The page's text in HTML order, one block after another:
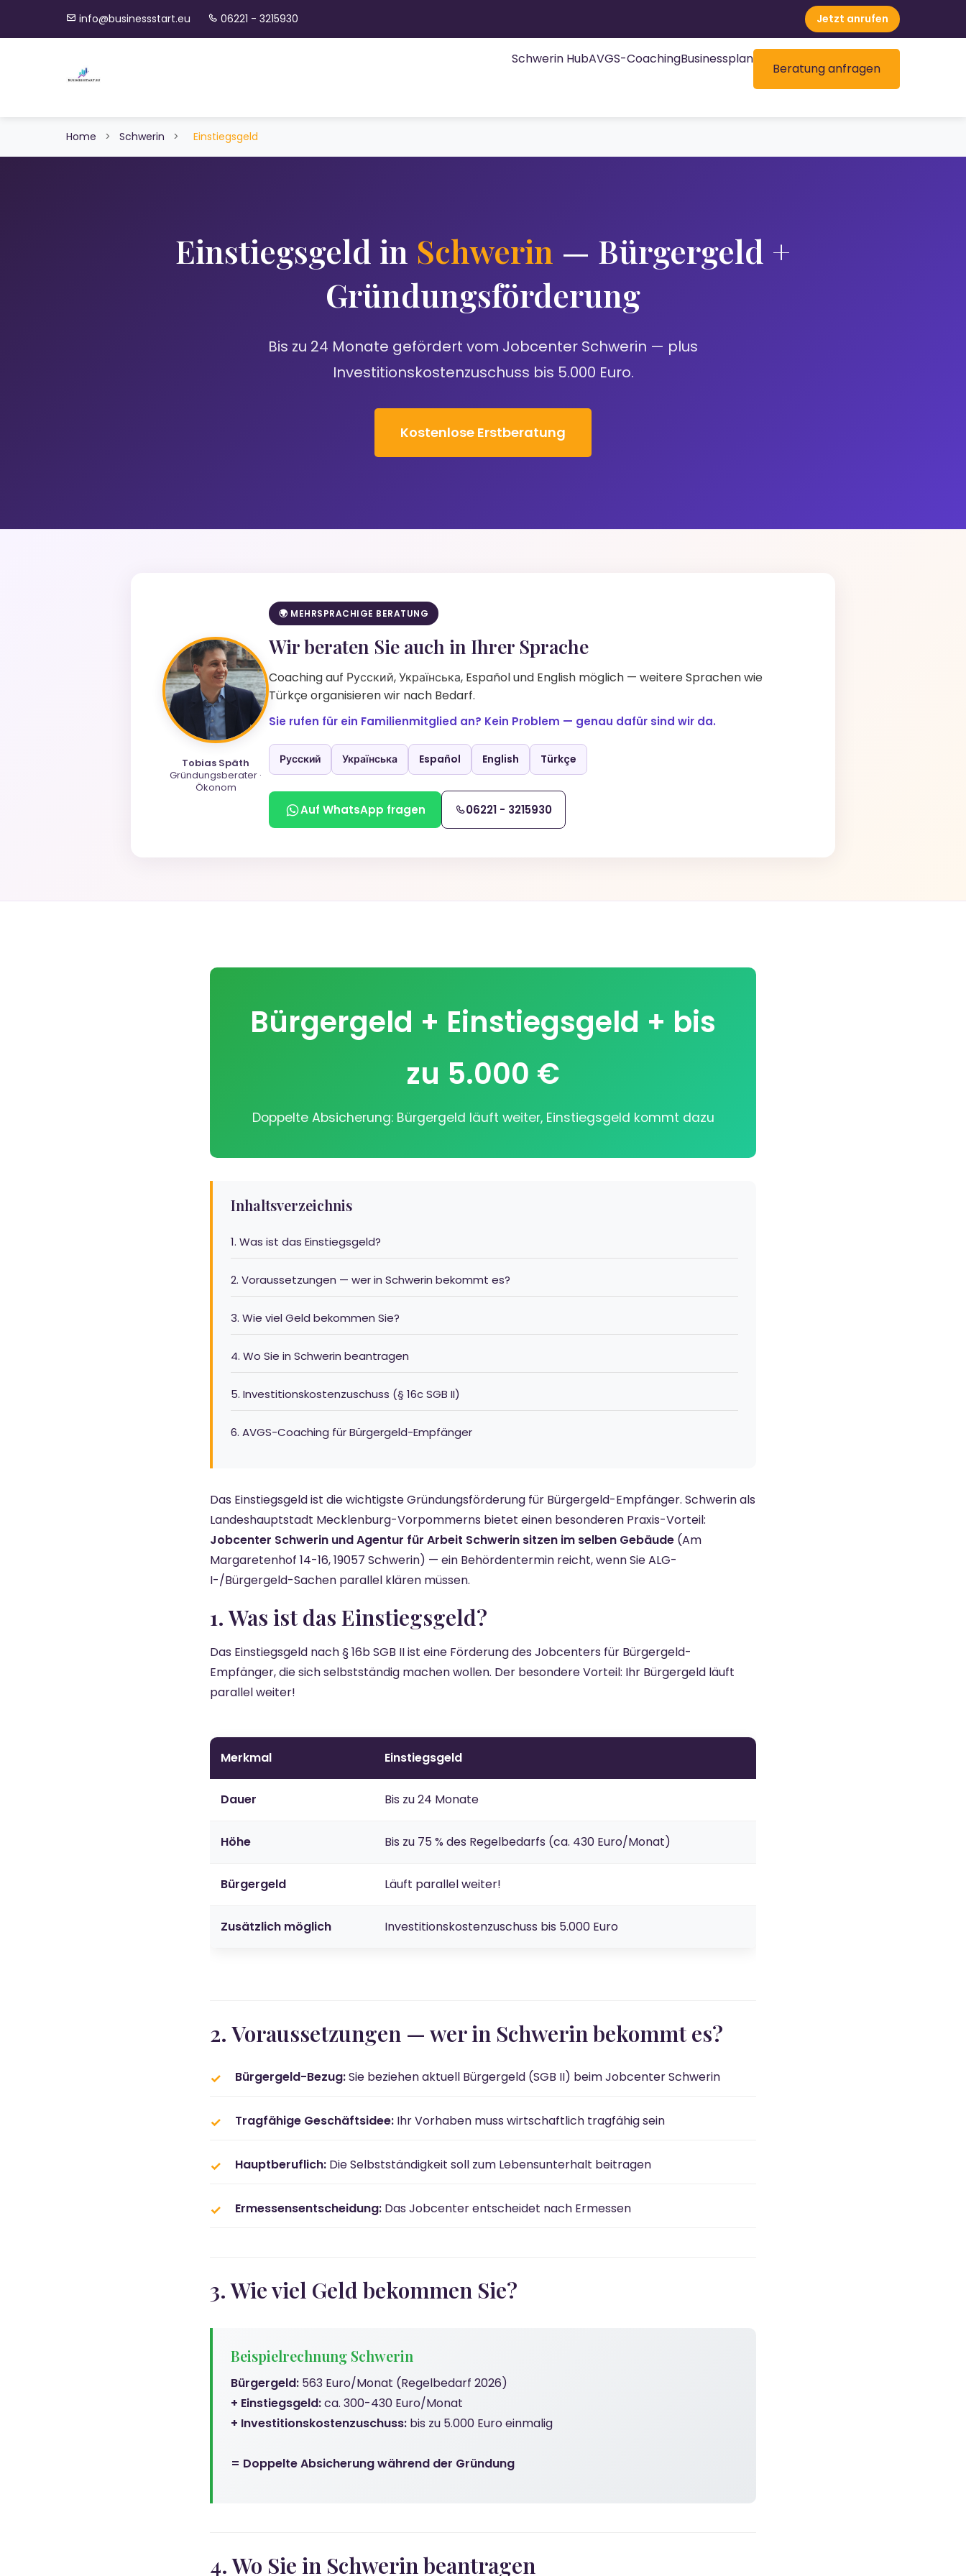
info@businessstart.eu 06221 - 3215930 Jetzt anrufen
Schwerin HubAVGS-CoachingBusinessplan
Beratung anfragen
Home > Schwerin > Einstiegsgeld
Einstiegsgeld in Schwerin — Bürgergeld +
Gründungsförderung
Bis zu 24 Monate gefördert vom Jobcenter Schwerin — plus
Investitionskostenzuschuss bis 5.000 Euro.
Kostenlose Erstberatung
Tobias Späth
Gründungsberater ·
Ökonom
🌍 MEHRSPRACHIGE BERATUNG
Wir beraten Sie auch in Ihrer Sprache
Coaching auf Русский, Українська, Español und English möglich — weitere Sprachen wie
Türkçe organisieren wir nach Bedarf.
Sie rufen für ein Familienmitglied an? Kein Problem — genau dafür sind wir da.
Русский Українська Español English Türkçe
Auf WhatsApp fragen 06221 - 3215930
Bürgergeld + Einstiegsgeld + bis
zu 5.000 €
Doppelte Absicherung: Bürgergeld läuft weiter, Einstiegsgeld kommt dazu
Inhaltsverzeichnis
1. Was ist das Einstiegsgeld?
2. Voraussetzungen — wer in Schwerin bekommt es?
3. Wie viel Geld bekommen Sie?
4. Wo Sie in Schwerin beantragen
5. Investitionskostenzuschuss (§ 16c SGB II)
6. AVGS-Coaching für Bürgergeld-Empfänger
Das Einstiegsgeld ist die wichtigste Gründungsförderung für Bürgergeld-Empfänger. Schwerin als
Landeshauptstadt Mecklenburg-Vorpommerns bietet einen besonderen Praxis-Vorteil:
Jobcenter Schwerin und Agentur für Arbeit Schwerin sitzen im selben Gebäude (Am
Margaretenhof 14-16, 19057 Schwerin) — ein Behördentermin reicht, wenn Sie ALG-
I-/Bürgergeld-Sachen parallel klären müssen.
1. Was ist das Einstiegsgeld?
Das Einstiegsgeld nach § 16b SGB II ist eine Förderung des Jobcenters für Bürgergeld-
Empfänger, die sich selbstständig machen wollen. Der besondere Vorteil: Ihr Bürgergeld läuft
parallel weiter!
Merkmal Einstiegsgeld
Dauer Bis zu 24 Monate
Höhe Bis zu 75 % des Regelbedarfs (ca. 430 Euro/Monat)
Bürgergeld Läuft parallel weiter!
Zusätzlich möglich Investitionskostenzuschuss bis 5.000 Euro
2. Voraussetzungen — wer in Schwerin bekommt es?
Bürgergeld-Bezug:Sie beziehen aktuell Bürgergeld (SGB II) beim Jobcenter Schwerin
Tragfähige Geschäftsidee: Ihr Vorhaben muss wirtschaftlich tragfähig sein
Hauptberuflich: Die Selbstständigkeit soll zum Lebensunterhalt beitragen
Ermessensentscheidung: Das Jobcenter entscheidet nach Ermessen
3. Wie viel Geld bekommen Sie?
Beispielrechnung Schwerin
Bürgergeld: 563 Euro/Monat (Regelbedarf 2026)
+ Einstiegsgeld:ca. 300-430 Euro/Monat
+ Investitionskostenzuschuss: bis zu 5.000 Euro einmalig
= Doppelte Absicherung während der Gründung
4. Wo Sie in Schwerin beantragen